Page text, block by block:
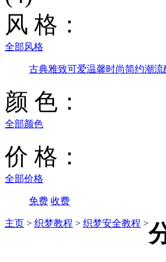
风 格：
全部风格
古典雅致可爱温馨时尚简约潮流
颜 色：
全部颜色
价 格：
全部价格
免费 收费
主页 > 织梦教程 > 织梦安全教程 >